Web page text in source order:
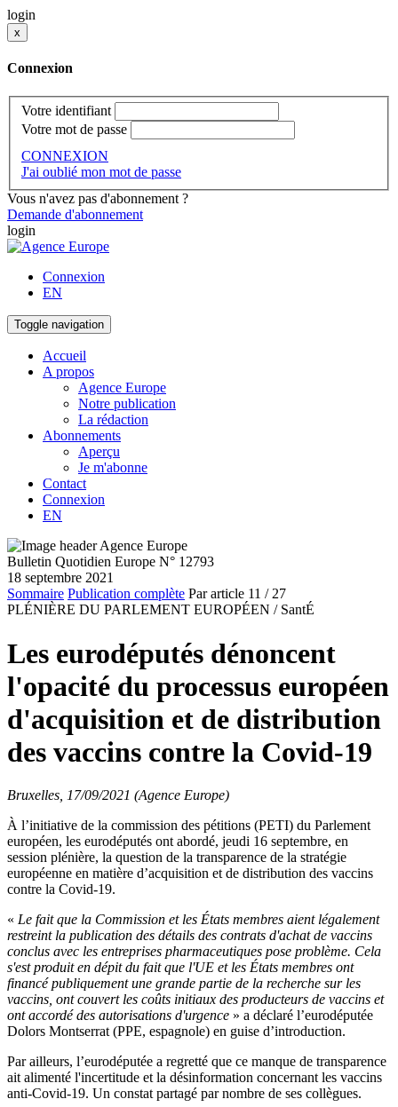
login
x
Connexion
Votre identifiant
Votre mot de passe
CONNEXION
J'ai oublié mon mot de passe
Vous n'avez pas d'abonnement ?
Demande d'abonnement
login
Connexion
EN
Toggle navigation
Accueil
A propos
Agence Europe
Notre publication
La rédaction
Abonnements
Aperçu
Je m'abonne
Contact
Connexion
EN
Bulletin Quotidien Europe N° 12793
18 septembre 2021
Sommaire Publication complète Par article 11 / 27
PLÉNIÈRE DU PARLEMENT EUROPÉEN / SantÉ
Les eurodéputés dénoncent
l'opacité du processus européen
d'acquisition et de distribution
des vaccins contre la Covid-19
Bruxelles, 17/09/2021 (Agence Europe)
À l’initiative de la commission des pétitions (PETI) du Parlement
européen, les eurodéputés ont abordé, jeudi 16 septembre, en
session plénière, la question de la transparence de la stratégie
européenne en matière d’acquisition et de distribution des vaccins
contre la Covid-19.
« Le fait que la Commission et les États membres aient légalement
restreint la publication des détails des contrats d'achat de vaccins
conclus avec les entreprises pharmaceutiques pose problème. Cela
s'est produit en dépit du fait que l'UE et les États membres ont
financé publiquement une grande partie de la recherche sur les
vaccins, ont couvert les coûts initiaux des producteurs de vaccins et
ont accordé des autorisations d'urgence » a déclaré l’eurodéputée
Dolors Montserrat (PPE, espagnole) en guise d’introduction.
Par ailleurs, l’eurodéputée a regretté que ce manque de transparence
ait alimenté l'incertitude et la désinformation concernant les vaccins
anti-Covid-19. Un constat partagé par nombre de ses collègues.